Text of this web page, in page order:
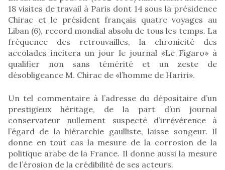
18 visites de travail à Paris dont 14 sous la présidence
Chirac et le président français quatre voyages au
Liban (6), record mondial absolu de tous les temps. La
fréquence des retrouvailles, la chronicité des
accolades incitera un jour le journal «Le Figaro» à
qualifier non sans témérité et un zeste de
désobligeance M. Chirac de «l’homme de Hariri».
Un tel commentaire à l’adresse du dépositaire d’un
prestigieux héritage, de la part d’un journal
conservateur nullement suspecté d’irrévérence à
l’égard de la hiérarchie gaulliste, laisse songeur. Il
donne en tout cas la mesure de la corrosion de la
politique arabe de la France. Il donne aussi la mesure
de l’érosion de la crédibilité de ses acteurs.